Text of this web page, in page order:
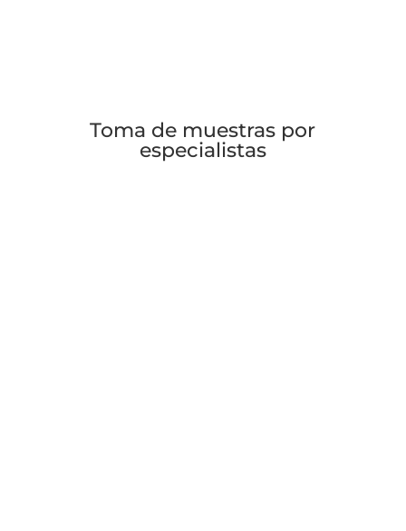
Toma de muestras por
especialistas